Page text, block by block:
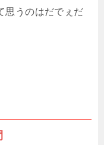
思うのはだでぇだ